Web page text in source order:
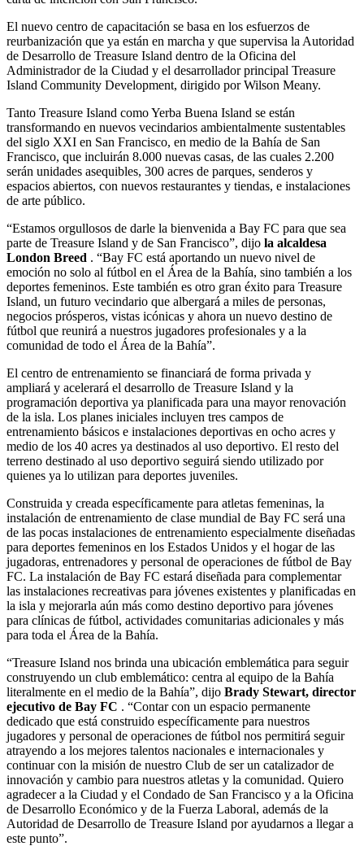
El nuevo centro de capacitación se basa en los esfuerzos de
reurbanización que ya están en marcha y que supervisa la Autoridad
de Desarrollo de Treasure Island dentro de la Oficina del
Administrador de la Ciudad y el desarrollador principal Treasure
Island Community Development, dirigido por Wilson Meany.
Tanto Treasure Island como Yerba Buena Island se están
transformando en nuevos vecindarios ambientalmente sustentables
del siglo XXI en San Francisco, en medio de la Bahía de San
Francisco, que incluirán 8.000 nuevas casas, de las cuales 2.200
serán unidades asequibles, 300 acres de parques, senderos y
espacios abiertos, con nuevos restaurantes y tiendas, e instalaciones
de arte público.
“Estamos orgullosos de darle la bienvenida a Bay FC para que sea
parte de Treasure Island y de San Francisco”, dijo la alcaldesa
London Breed . “Bay FC está aportando un nuevo nivel de
emoción no solo al fútbol en el Área de la Bahía, sino también a los
deportes femeninos. Este también es otro gran éxito para Treasure
Island, un futuro vecindario que albergará a miles de personas,
negocios prósperos, vistas icónicas y ahora un nuevo destino de
fútbol que reunirá a nuestros jugadores profesionales y a la
comunidad de todo el Área de la Bahía”.
El centro de entrenamiento se financiará de forma privada y
ampliará y acelerará el desarrollo de Treasure Island y la
programación deportiva ya planificada para una mayor renovación
de la isla. Los planes iniciales incluyen tres campos de
entrenamiento básicos e instalaciones deportivas en ocho acres y
medio de los 40 acres ya destinados al uso deportivo. El resto del
terreno destinado al uso deportivo seguirá siendo utilizado por
quienes ya lo utilizan para deportes juveniles.
Construida y creada específicamente para atletas femeninas, la
instalación de entrenamiento de clase mundial de Bay FC será una
de las pocas instalaciones de entrenamiento especialmente diseñadas
para deportes femeninos en los Estados Unidos y el hogar de las
jugadoras, entrenadores y personal de operaciones de fútbol de Bay
FC. La instalación de Bay FC estará diseñada para complementar
las instalaciones recreativas para jóvenes existentes y planificadas en
la isla y mejorarla aún más como destino deportivo para jóvenes
para clínicas de fútbol, actividades comunitarias adicionales y más
para toda el Área de la Bahía.
“Treasure Island nos brinda una ubicación emblemática para seguir
construyendo un club emblemático: centra al equipo de la Bahía
literalmente en el medio de la Bahía”, dijo Brady Stewart, director
ejecutivo de Bay FC . “Contar con un espacio permanente
dedicado que está construido específicamente para nuestros
jugadores y personal de operaciones de fútbol nos permitirá seguir
atrayendo a los mejores talentos nacionales e internacionales y
continuar con la misión de nuestro Club de ser un catalizador de
innovación y cambio para nuestros atletas y la comunidad. Quiero
agradecer a la Ciudad y el Condado de San Francisco y a la Oficina
de Desarrollo Económico y de la Fuerza Laboral, además de la
Autoridad de Desarrollo de Treasure Island por ayudarnos a llegar a
este punto”.